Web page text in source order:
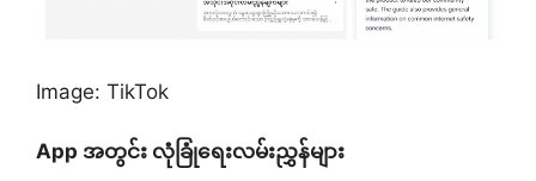
Image: TikTok
App အတွင်း လုံခြုံရေးလမ်းညွှန်များ